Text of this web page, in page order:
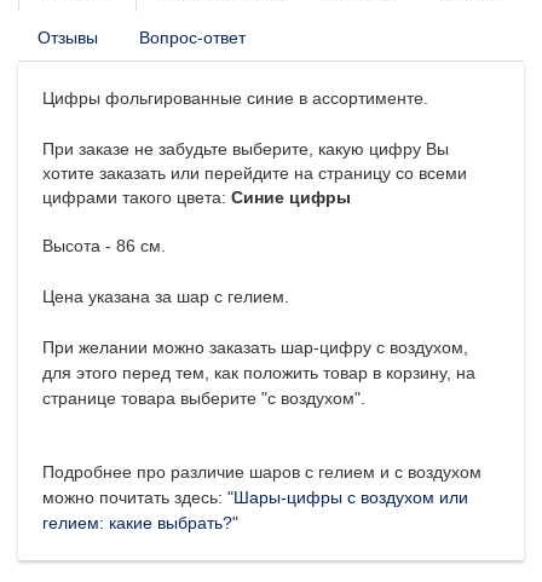
Отзывы Вопрос-ответ
Цифры фольгированные синие в ассортименте.
При заказе не забудьте выберите, какую цифру Вы
хотите заказать или перейдите на страницу со всеми
цифрами такого цвета: Синие цифры
Высота - 86 см.
Цена указана за шар с гелием.
При желании можно заказать шар-цифру с воздухом,
для этого перед тем, как положить товар в корзину, на
странице товара выберите "с воздухом".
Подробнее про различие шаров с гелием и с воздухом
можно почитать здесь: "Шары-цифры с воздухом или
гелием: какие выбрать?"